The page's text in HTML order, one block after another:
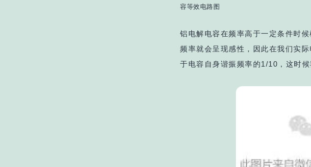
容等效电路图
铝电解电容在频率高于一定条件时
频率就会呈现感性，因此在我们实
于电容自身谐振频率的1/10，这时